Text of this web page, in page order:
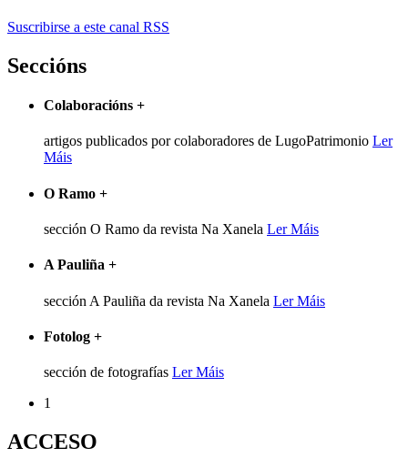
Suscribirse a este canal RSS
Seccións
Colaboracións +
artigos publicados por colaboradores de LugoPatrimonio Ler
Máis
O Ramo +
sección O Ramo da revista Na Xanela Ler Máis
A Pauliña +
sección A Pauliña da revista Na Xanela Ler Máis
Fotolog +
sección de fotografías Ler Máis
1
ACCESO